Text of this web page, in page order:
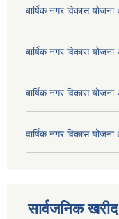
बार्षिक नगर विकास
बार्षिक नगर विकास
बार्षिक नगर विकास
वार्षिक नगर विकास
सार्वजनिक